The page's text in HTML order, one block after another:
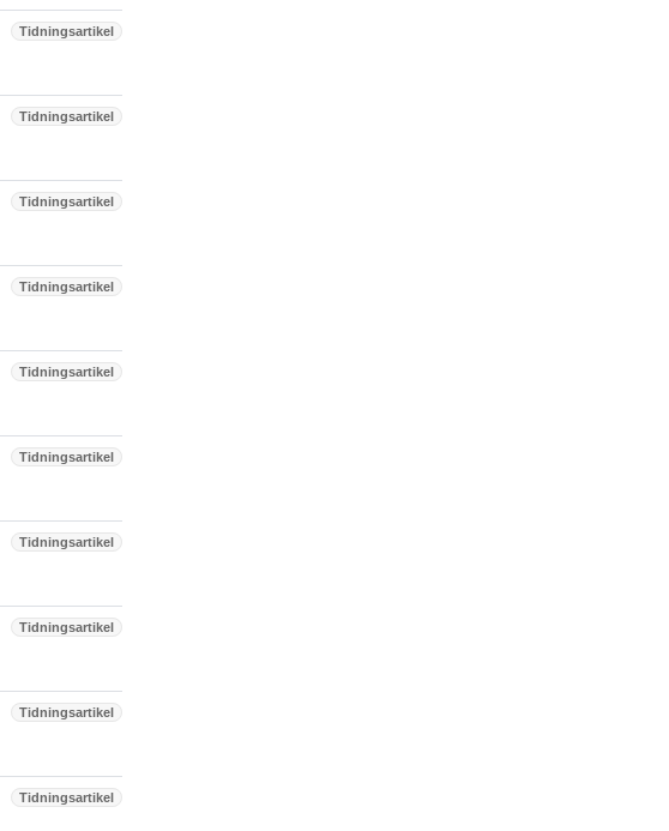
Tidningsartikel
Tidningsartikel
Tidningsartikel
Tidningsartikel
Tidningsartikel
Tidningsartikel
Tidningsartikel
Tidningsartikel
Tidningsartikel
Tidningsartikel